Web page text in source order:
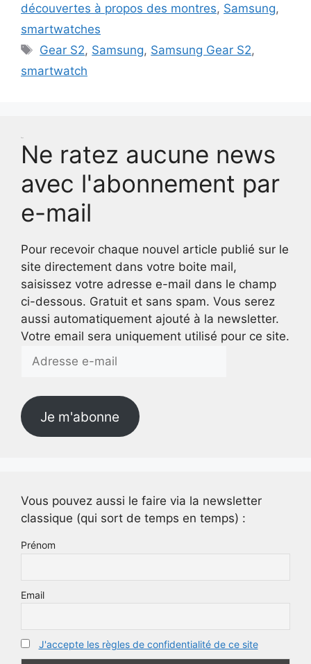
découvertes à propos des montres, Samsung,
smartwatches
Étiquettes
Gear S2, Samsung, Samsung Gear S2,
smartwatch
Ne ratez aucune news
avec l'abonnement par
e-mail
Pour recevoir chaque nouvel article publié sur le
site directement dans votre boite mail,
saisissez votre adresse e-mail dans le champ
ci-dessous. Gratuit et sans spam. Vous serez
aussi automatiquement ajouté à la newsletter.
Votre email sera uniquement utilisé pour ce site.
Adresse
Je m'abonne
Vous pouvez aussi le faire via la newsletter
classique (qui sort de temps en temps) :
Prénom
Email
J'accepte les règles de confidentialité de ce site